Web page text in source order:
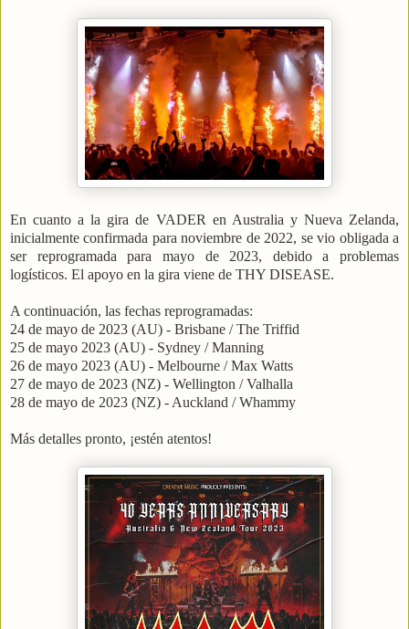
En cuanto a la gira de VADER en Australia y Nueva Zelanda,
inicialmente confirmada para noviembre de 2022, se vio obligada a
ser reprogramada para mayo de 2023, debido a problemas
logísticos. El apoyo en la gira viene de THY DISEASE.
A continuación, las fechas reprogramadas:
24 de mayo de 2023 (AU) - Brisbane / The Triffid
25 de mayo 2023 (AU) - Sydney / Manning
26 de mayo 2023 (AU) - Melbourne / Max Watts
27 de mayo de 2023 (NZ) - Wellington / Valhalla
28 de mayo de 2023 (NZ) - Auckland / Whammy
Más detalles pronto, ¡estén atentos!